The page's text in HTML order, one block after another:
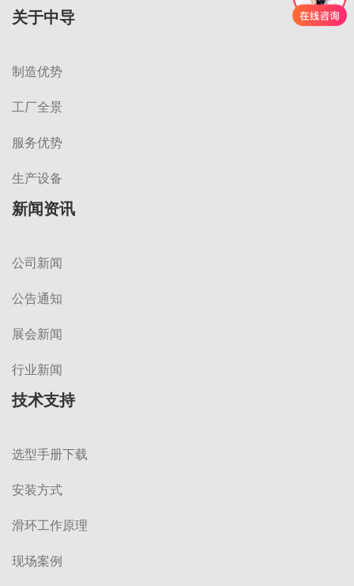
关于中导
制造优势
工厂全景
服务优势
生产设备
新闻资讯
公司新闻
公告通知
展会新闻
行业新闻
技术支持
选型手册下载
安装方式
滑环工作原理
现场案例